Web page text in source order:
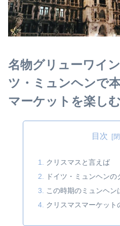
名物グリューワイ
ツ・ミュンヘンで
マーケットを楽しむ
目次
クリスマスと言えば
ドイツ・ミュンヘン
この時期のミュンヘン
クリスマスマーケット